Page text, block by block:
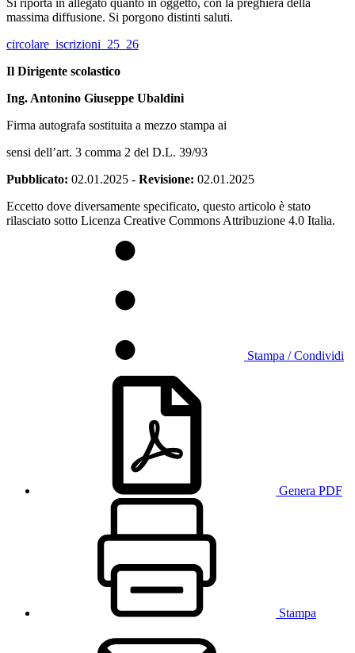
Si riporta in allegato quanto in oggetto, con la preghiera della
massima diffusione. Si porgono distinti saluti.
circolare_iscrizioni_25_26
Il Dirigente scolastico
Ing. Antonino Giuseppe Ubaldini
Firma autografa sostituita a mezzo stampa ai
sensi dell’art. 3 comma 2 del D.L. 39/93
Pubblicato: 02.01.2025 - Revisione: 02.01.2025
Eccetto dove diversamente specificato, questo articolo è stato
rilasciato sotto Licenza Creative Commons Attribuzione 4.0 Italia.
Stampa / Condividi
Genera PDF
Stampa